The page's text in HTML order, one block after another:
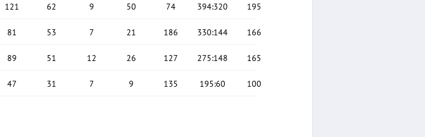
121 62 9 50 74 394:320 195
81 53 7 21 186 330:144 166
89 51 12 26 127 275:148 165
47 31 7 9 135 195:60 100